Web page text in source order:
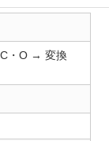
C・O → 変換